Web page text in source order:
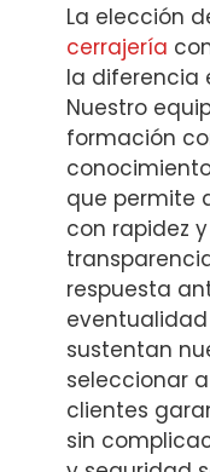
La elección
cerrajería
la diferencia
Nuestro
formación
que permite
con rapidez
respuesta
sustentan
seleccionar
clientes
sin